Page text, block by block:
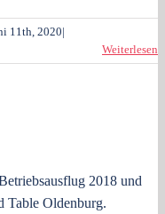
11th, 2020|
Weiterlesen
2018 und
Table Oldenburg.